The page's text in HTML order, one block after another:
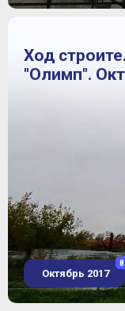
Ход
"Олимп".
Октябрь 2017
8